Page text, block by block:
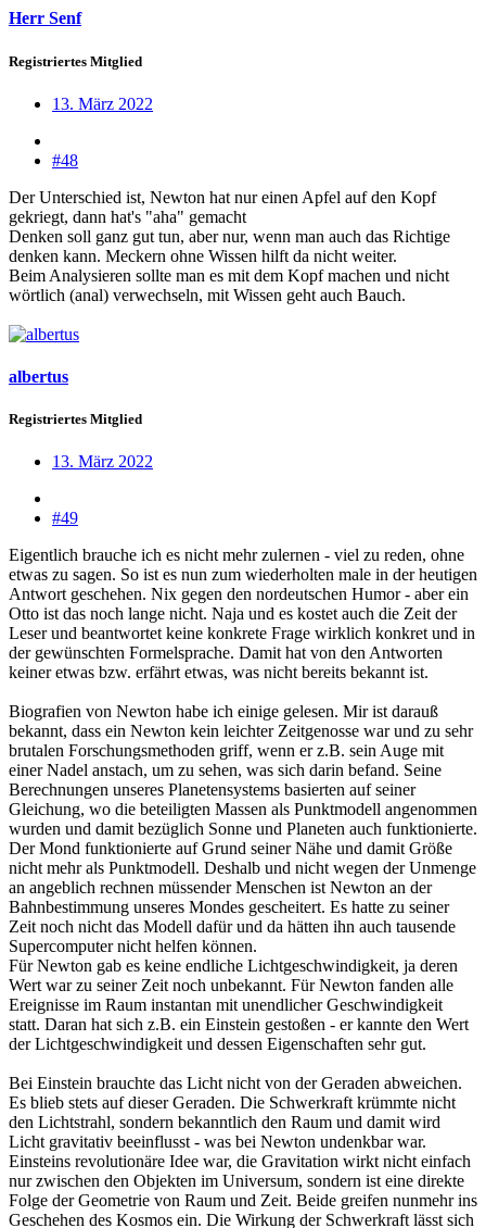
Herr Senf
Registriertes Mitglied
13. März 2022
#48
Der Unterschied ist, Newton hat nur einen Apfel auf den Kopf
gekriegt, dann hat's "aha" gemacht
Denken soll ganz gut tun, aber nur, wenn man auch das Richtige
denken kann. Meckern ohne Wissen hilft da nicht weiter.
Beim Analysieren sollte man es mit dem Kopf machen und nicht
wörtlich (anal) verwechseln, mit Wissen geht auch Bauch.
albertus
Registriertes Mitglied
13. März 2022
#49
Eigentlich brauche ich es nicht mehr zulernen - viel zu reden, ohne
etwas zu sagen. So ist es nun zum wiederholten male in der heutigen
Antwort geschehen. Nix gegen den nordeutschen Humor - aber ein
Otto ist das noch lange nicht. Naja und es kostet auch die Zeit der
Leser und beantwortet keine konkrete Frage wirklich konkret und in
der gewünschten Formelsprache. Damit hat von den Antworten
keiner etwas bzw. erfährt etwas, was nicht bereits bekannt ist.
Biografien von Newton habe ich einige gelesen. Mir ist darauß
bekannt, dass ein Newton kein leichter Zeitgenosse war und zu sehr
brutalen Forschungsmethoden griff, wenn er z.B. sein Auge mit
einer Nadel anstach, um zu sehen, was sich darin befand. Seine
Berechnungen unseres Planetensystems basierten auf seiner
Gleichung, wo die beteiligten Massen als Punktmodell angenommen
wurden und damit bezüglich Sonne und Planeten auch funktionierte.
Der Mond funktionierte auf Grund seiner Nähe und damit Größe
nicht mehr als Punktmodell. Deshalb und nicht wegen der Unmenge
an angeblich rechnen müssender Menschen ist Newton an der
Bahnbestimmung unseres Mondes gescheitert. Es hatte zu seiner
Zeit noch nicht das Modell dafür und da hätten ihn auch tausende
Supercomputer nicht helfen können.
Für Newton gab es keine endliche Lichtgeschwindigkeit, ja deren
Wert war zu seiner Zeit noch unbekannt. Für Newton fanden alle
Ereignisse im Raum instantan mit unendlicher Geschwindigkeit
statt. Daran hat sich z.B. ein Einstein gestoßen - er kannte den Wert
der Lichtgeschwindigkeit und dessen Eigenschaften sehr gut.
Bei Einstein brauchte das Licht nicht von der Geraden abweichen.
Es blieb stets auf dieser Geraden. Die Schwerkraft krümmte nicht
den Lichtstrahl, sondern bekanntlich den Raum und damit wird
Licht gravitativ beeinflusst - was bei Newton undenkbar war.
Einsteins revolutionäre Idee war, die Gravitation wirkt nicht einfach
nur zwischen den Objekten im Universum, sondern ist eine direkte
Folge der Geometrie von Raum und Zeit. Beide greifen nunmehr ins
Geschehen des Kosmos ein. Die Wirkung der Schwerkraft lässt sich